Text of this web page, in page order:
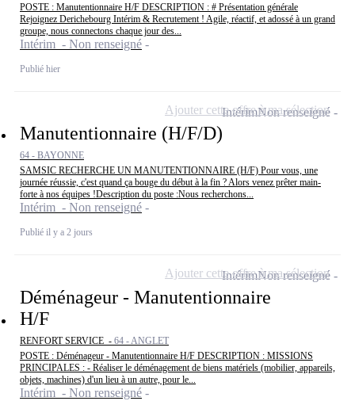
POSTE : Manutentionnaire H/F DESCRIPTION : # Présentation générale
Rejoignez Derichebourg Intérim & Recrutement ! Agile, réactif, et adossé à un grand
groupe, nous connectons chaque jour des...
Intérim - Non renseigné
Publié hier
Manutentionnaire (H/F/D)
64 - BAYONNE
SAMSIC RECHERCHE UN MANUTENTIONNAIRE (H/F) Pour vous, une
journée réussie, c'est quand ça bouge du début à la fin ? Alors venez prêter main-
forte à nos équipes !Description du poste :Nous recherchons...
Intérim - Non renseigné
Publié il y a 2 jours
IntérimNon renseigné
Ajouter cette offre à ma sélection
Déménageur - Manutentionnaire
H/F
RENFORT SERVICE - 64 - ANGLET
POSTE : Déménageur - Manutentionnaire H/F DESCRIPTION : MISSIONS
PRINCIPALES : - Réaliser le déménagement de biens matériels (mobilier, appareils,
objets, machines) d'un lieu à un autre, pour le...
Intérim - Non renseigné
IntérimNon renseigné
Ajouter cette offre à ma sélection